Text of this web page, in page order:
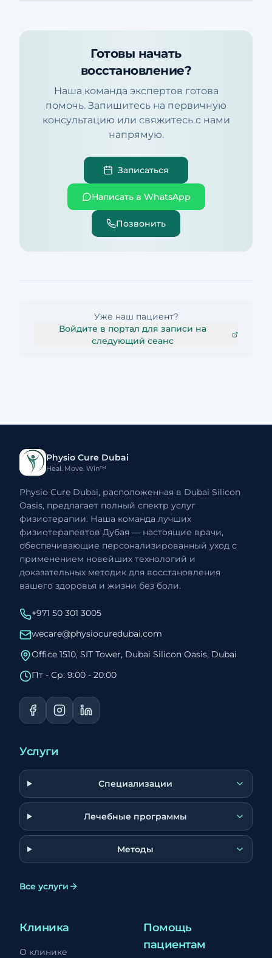
Готовы начать
восстановление?
Наша команда экспертов готова
помочь. Запишитесь на первичную
консультацию или свяжитесь с нами
напрямую.
Записаться
Написать в WhatsApp
Позвонить
Уже наш пациент?
Войдите в портал для записи на
следующий сеанс
Physio Cure Dubai
Heal. Move. Win™
Physio Cure Dubai, расположенная в Dubai Silicon
Oasis, предлагает полный спектр услуг
физиотерапии. Наша команда лучших
физиотерапевтов Дубая — настоящие врачи,
обеспечивающие персонализированный уход с
применением новейших технологий и
доказательных методик для восстановления
вашего здоровья и жизни без боли.
+971 50 301 3005
wecare@physiocuredubai.com
Office 1510, SIT Tower, Dubai Silicon Oasis, Dubai
Пт - Ср: 9:00 - 20:00
Услуги
Специализации
Лечебные программы
Методы
Все услуги
Клиника
О клинике
Помощь
пациентам